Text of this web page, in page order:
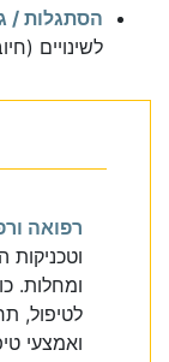
הסתגלות /
לשינויים
רפואה
וטכניקות
ומחלות.
לטיפול,
ואמצעי